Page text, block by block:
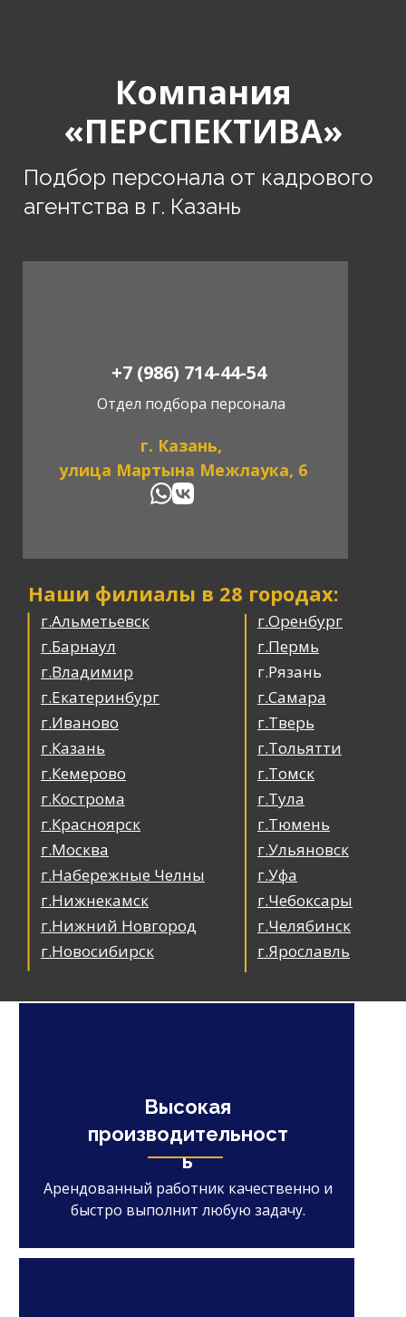
Высокая
производительност
ь
Арендованный работник качественно и
быстро выполнит любую задачу.
г.Оренбург
г.Пермь
г.Рязань
г.Самара
г.Тверь
г.Тольятти
г.Томск
г.Тула
г.Тюмень
г.Ульяновск
г.Уфа
г.Чебоксары
г.Челябинск
г.Ярославль
г.Альметьевск
г.Барнаул
г.Владимир
г.Екатеринбург
г.Иваново
г.Казань
г.Кемерово
г.Кострома
г.Красноярск
г.Москва
г.Набережные Челны
г.Нижнекамск
г.Нижний Новгород
г.Новосибирск
Наши филиалы в 28 городах:
Отдел подбора персонала
+7 (986) 714-44-54
г. Казань,
улица Мартына Межлаука, 6
Подбор персонала от кадрового
агентства в г. Казань
Компания
«ПЕРСПЕКТИВА»